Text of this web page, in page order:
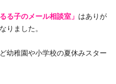
る子のメール相談室」 はありが
りました。
幼稚園や小学校の夏休みスター